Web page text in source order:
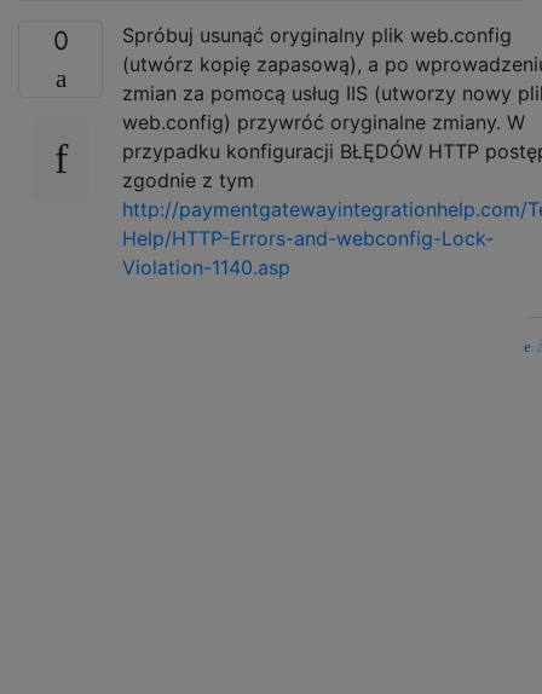
0
Spróbuj usunąć oryginalny plik web.config
(utwórz kopię zapasową), a po
zmian za pomocą usług IIS (utworzy nowy
web.config) przywróć oryginalne zmiany. W
przypadku konfiguracji BŁĘDÓW HTTP
zgodnie z tym
http://paymentgatewayintegrationhelp.com/
Help/HTTP-Errors-and-webconfig-Lock-
Violation-1140.asp